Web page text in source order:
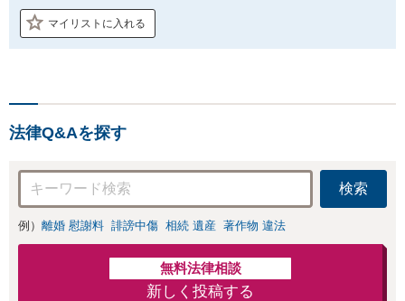
マイリストに入れる
法律Q&Aを探す
検索
例） 離婚 慰謝料 誹謗中傷 相続 遺産 著作物 違法
無料法律相談
新しく投稿する